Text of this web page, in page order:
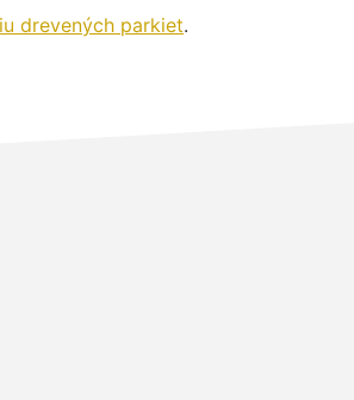
drevených parkiet.